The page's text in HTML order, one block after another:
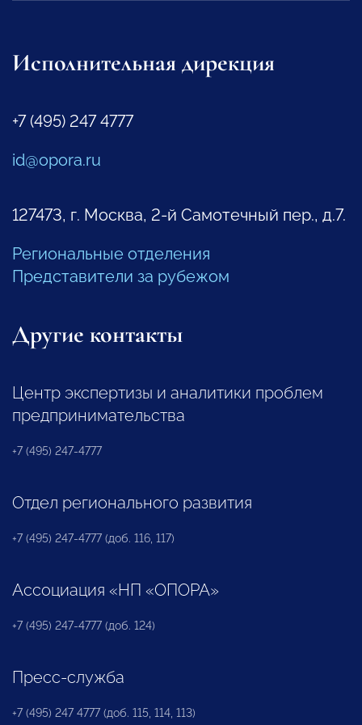
Исполнительная дирекция
+7 (495) 247 4777
id@opora.ru
127473, г. Москва, 2-й Самотечный пер., д.7.
Региональные отделения
Представители за рубежом
Другие контакты
Центр экспертизы и аналитики проблем
предпринимательства
+7 (495) 247-4777
Отдел регионального развития
+7 (495) 247-4777 (доб. 116, 117)
Ассоциация «НП «ОПОРА»
+7 (495) 247-4777 (доб. 124)
Пресс-служба
+7 (495) 247 4777 (доб. 115, 114, 113)